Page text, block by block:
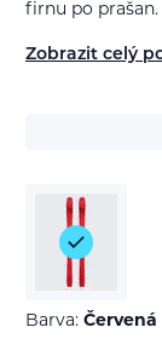
firnu po prašan.
Zobrazit celý
Barva: Červená